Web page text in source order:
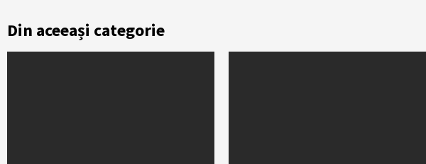
Din aceeași categorie